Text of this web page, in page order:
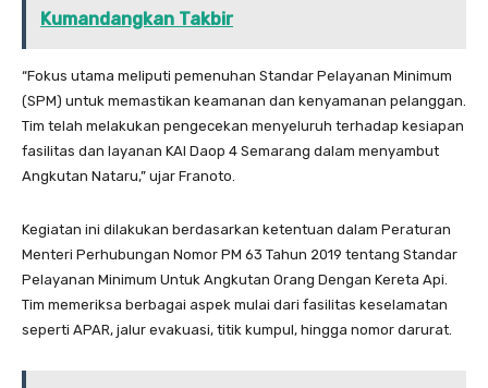
Kumandangkan Takbir
“Fokus utama meliputi pemenuhan Standar Pelayanan Minimum
(SPM) untuk memastikan keamanan dan kenyamanan pelanggan.
Tim telah melakukan pengecekan menyeluruh terhadap kesiapan
fasilitas dan layanan KAI Daop 4 Semarang dalam menyambut
Angkutan Nataru,” ujar Franoto.
Kegiatan ini dilakukan berdasarkan ketentuan dalam Peraturan
Menteri Perhubungan Nomor PM 63 Tahun 2019 tentang Standar
Pelayanan Minimum Untuk Angkutan Orang Dengan Kereta Api.
Tim memeriksa berbagai aspek mulai dari fasilitas keselamatan
seperti APAR, jalur evakuasi, titik kumpul, hingga nomor darurat.